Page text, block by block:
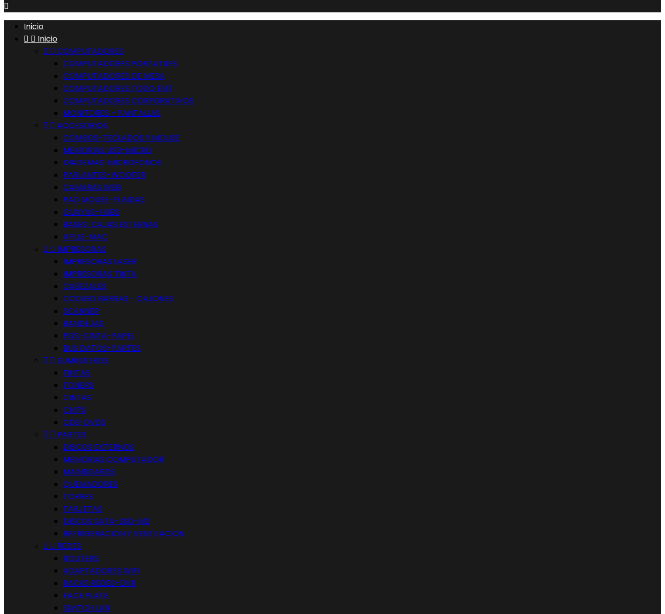

Inicio
  Inicio
  COMPUTADORES
COMPUTADORES PORTATILES
COMPUTADORES DE MESA
COMPUTADORES TODO EN 1
COMPUTADORES CORPORATIVOS
MONITORES - PANTALLAS
  ACCESORIOS
COMBOS-TECLADOS Y MOUSE
MEMORIAS USB-MICRO
DIADEMAS-MICROFONOS
PARLANTES-WOOFER
CAMARAS WEB
PAD MOUSE-FUNDAS
GUAYAS-HUBS
BASES-CAJAS EXTERNAS
APLLE-MAC
  IMPRESORAS
IMPRESORAS LASER
IMPRESORAS TINTA
CABEZALES
CODIGO BARRAS - CAJONES
SCANNER
BANDEJAS
POS-CINTA-PAPEL
BUS DATOS-PARTES
  SUMINISTROS
TINTAS
TONERS
CINTAS
CHIPS
CDS-DVDS
  PARTES
DISCOS EXTERNOS
MEMORIAS COMPUTADOR
MAINBOARDS
QUEMADORES
TORRES
TARJETAS
DISCOS SATA-SSD-M2
REFRIGERACION Y VENTILACION
  REDES
ROUTERS
ADAPTADORES WIFI
RACKS REDES-DVR
FACE PLATE
SWITCH LAN